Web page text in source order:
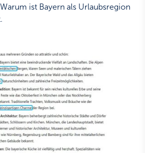
ist Bayern als Urlaubsregion